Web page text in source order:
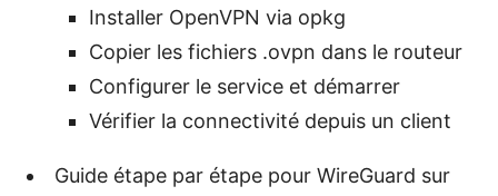
Installer OpenVPN via opkg
Copier les fichiers .ovpn dans le routeur
Configurer le service et démarrer
Vérifier la connectivité depuis un client
Guide étape par étape pour WireGuard sur